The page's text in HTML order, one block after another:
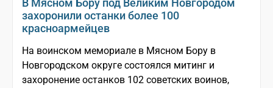
В Мясном Бору под Великим Новгородом
захоронили останки более 100
красноармейцев
На воинском мемориале в Мясном Бору в
Новгородском округе состоялся митинг и
захоронение останков 102 советских воинов,